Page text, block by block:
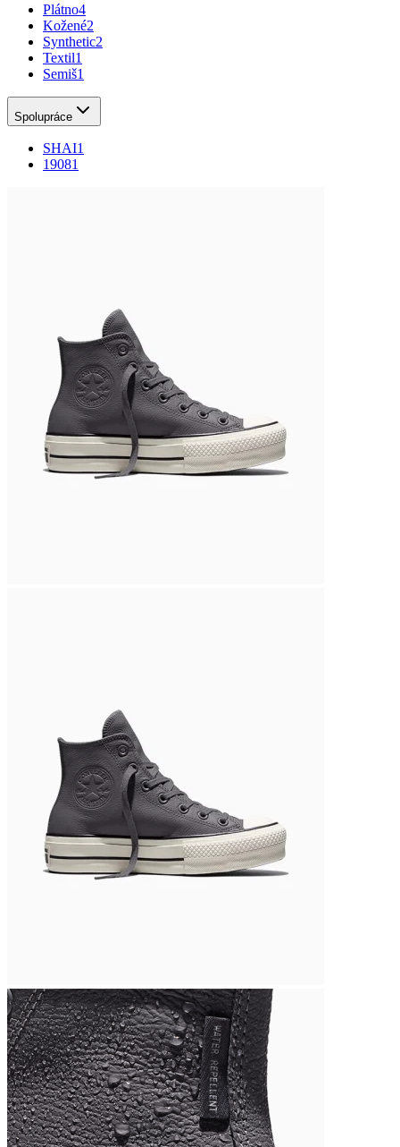
Plátno4
Kožené2
Synthetic2
Textil1
Semiš1
Spolupráce
SHAI1
19081